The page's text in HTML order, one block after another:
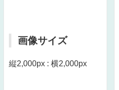
画像サイズ
縦2,000px : 横2,000px